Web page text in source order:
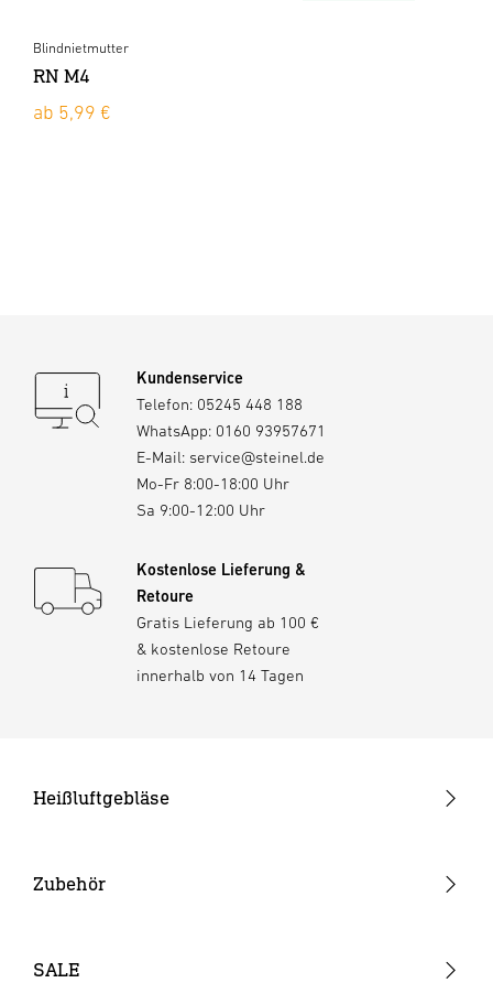
Blindnietmutter
RN M4
ab 5,99 €
Kundenservice
Telefon: 05245 448 188
WhatsApp: 0160 93957671
E-Mail: service@steinel.de
Mo-Fr 8:00-18:00 Uhr
Sa 9:00-12:00 Uhr
Kostenlose Lieferung &
Retoure
Gratis Lieferung ab 100 €
& kostenlose Retoure
innerhalb von 14 Tagen
Heißluftgebläse
Stabgeräte
Zubehör
Verbrauchsmaterial
SALE